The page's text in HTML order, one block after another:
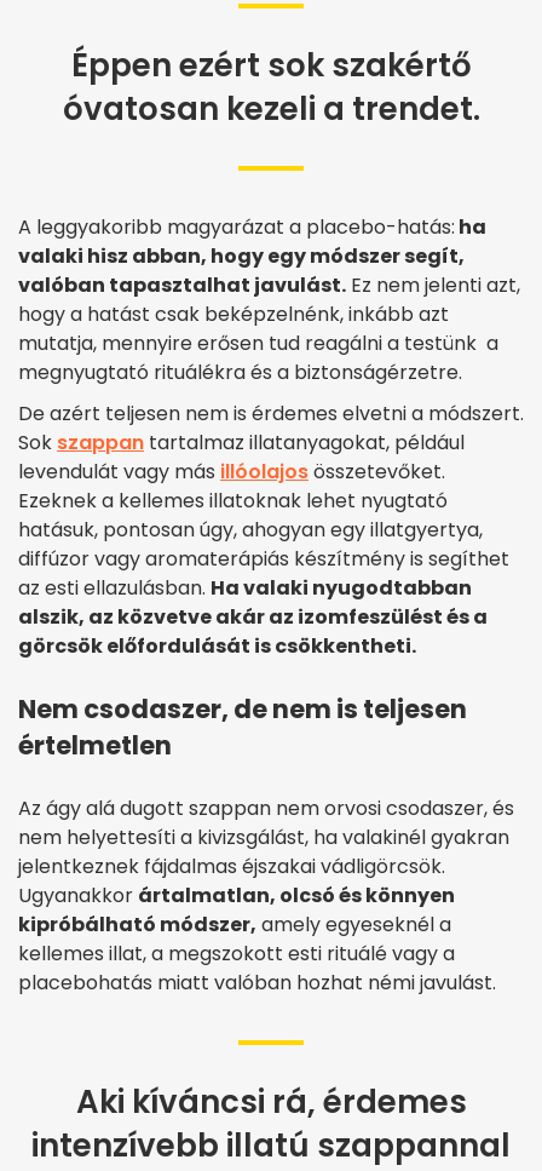
Éppen ezért sok szakértő
óvatosan kezeli a trendet.
A leggyakoribb magyarázat a placebo-hatás: ha
valaki hisz abban, hogy egy módszer segít,
valóban tapasztalhat javulást. Ez nem jelenti azt,
hogy a hatást csak beképzelnénk, inkább azt
mutatja, mennyire erősen tud reagálni a testünk a
megnyugtató rituálékra és a biztonságérzetre.
De azért teljesen nem is érdemes elvetni a módszert.
Sok szappan tartalmaz illatanyagokat, például
levendulát vagy más illóolajosösszetevőket.
Ezeknek a kellemes illatoknak lehet nyugtató
hatásuk, pontosan úgy, ahogyan egy illatgyertya,
diffúzor vagy aromaterápiás készítmény is segíthet
az esti ellazulásban. Ha valaki nyugodtabban
alszik, az közvetve akár az izomfeszülést és a
görcsök előfordulását is csökkentheti.
Nem csodaszer, de nem is teljesen
értelmetlen
Az ágy alá dugott szappan nem orvosi csodaszer, és
nem helyettesíti a kivizsgálást, ha valakinél gyakran
jelentkeznek fájdalmas éjszakai vádligörcsök.
Ugyanakkor ártalmatlan, olcsó és könnyen
kipróbálható módszer, amely egyeseknél a
kellemes illat, a megszokott esti rituálé vagy a
placebohatás miatt valóban hozhat némi javulást.
Aki kíváncsi rá, érdemes
intenzívebb illatú szappannal